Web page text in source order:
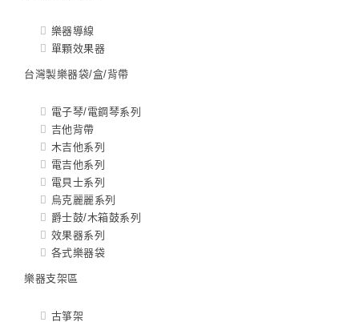
樂器導線
單顆效果器
台灣製樂器袋/盒/背帶
電子琴/電鋼琴系列
吉他背帶
木吉他系列
電吉他系列
電貝士系列
烏克麗麗系列
爵士鼓/木箱鼓系列
效果器系列
各式樂器袋
樂器支架區
古箏架